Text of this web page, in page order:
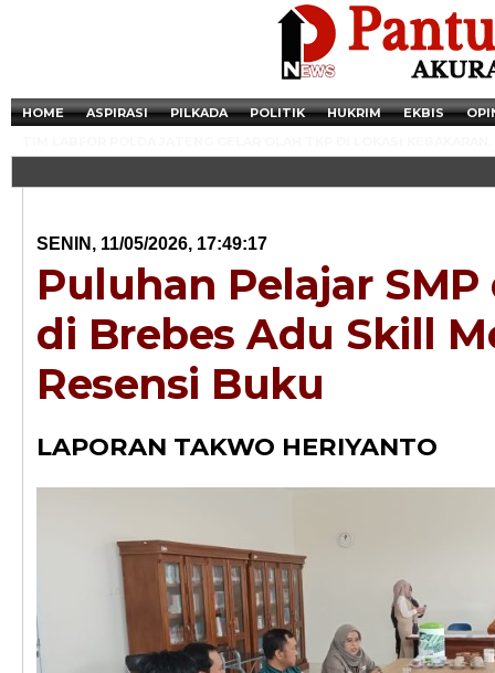
HOME ASPIRASI PILKADA POLITIK HUKRIM EKBIS
Razia Transaksi
SENIN, 11/05/2026, 17:49:17
Puluhan Pelajar SMP
di Brebes Adu Skill
Resensi Buku
LAPORAN TAKWO HERIYANTO